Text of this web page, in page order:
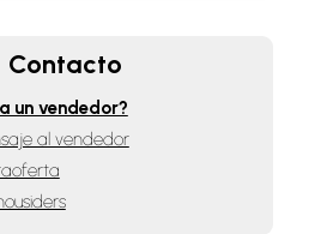
Contacto
un vendedor?
al vendedor